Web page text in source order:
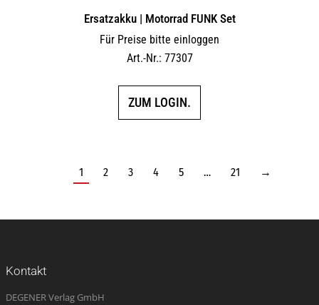
Ersatzakku | Motorrad FUNK Set
Für Preise bitte einloggen
Art.-Nr.: 77307
ZUM LOGIN.
1 2 3 4 5 … 21 →
Kontakt
DEGENER Verlag GmbH